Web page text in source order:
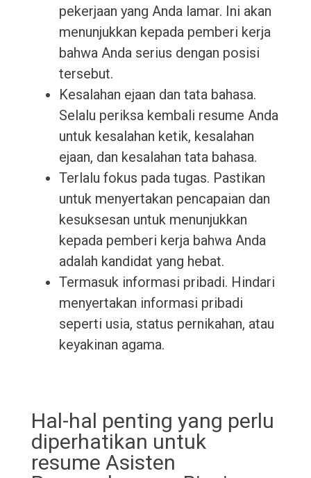
pekerjaan yang Anda lamar. Ini akan
menunjukkan kepada pemberi kerja
bahwa Anda serius dengan posisi
tersebut.
Kesalahan ejaan dan tata bahasa.
Selalu periksa kembali resume Anda
untuk kesalahan ketik, kesalahan
ejaan, dan kesalahan tata bahasa.
Terlalu fokus pada tugas. Pastikan
untuk menyertakan pencapaian dan
kesuksesan untuk menunjukkan
kepada pemberi kerja bahwa Anda
adalah kandidat yang hebat.
Termasuk informasi pribadi. Hindari
menyertakan informasi pribadi
seperti usia, status pernikahan, atau
keyakinan agama.
Hal-hal penting yang perlu
diperhatikan untuk
resume Asisten